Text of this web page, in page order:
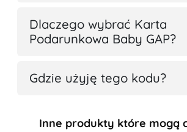
Dlaczego wybrać Karta
Podarunkowa Baby GAP?
Gdzie użyję tego kodu?
Inne produkty które mogą